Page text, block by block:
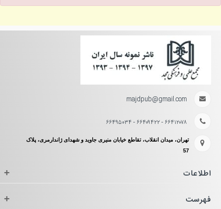
majdpub@gmail.com
۶۶۴۱۲۰۷۸ - ۶۶۴۰۹۴۲۲ - ۶۶۴۹۵۰۳۴
تهران، میدان انقلاب، تقاطع خیابان منیری جاوید و شهدای ژاندارمری، پلاک
57
اطلاعات +
فهرست +